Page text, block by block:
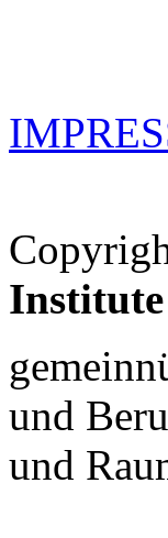
Institute
und
und